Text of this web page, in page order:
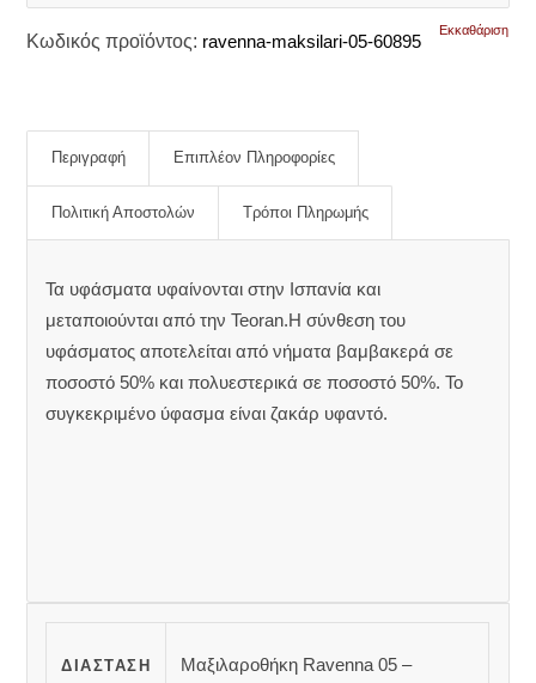
Εκκαθάριση
Κωδικός προϊόντος: ravenna-maksilari-05-60895
Περιγραφή Επιπλέον Πληροφορίες
Πολιτική Αποστολών Τρόποι Πληρωμής
Τα υφάσματα υφαίνονται στην Ισπανία και
μεταποιούνται από την Teoran.Η σύνθεση του
υφάσματος αποτελείται από νήματα βαμβακερά σε
ποσοστό 50% και πολυεστερικά σε ποσοστό 50%. Το
συγκεκριμένο ύφασμα είναι ζακάρ υφαντό.
ΔΙΆΣΤΑΣΗ
Μαξιλαροθήκη Ravenna 05 –